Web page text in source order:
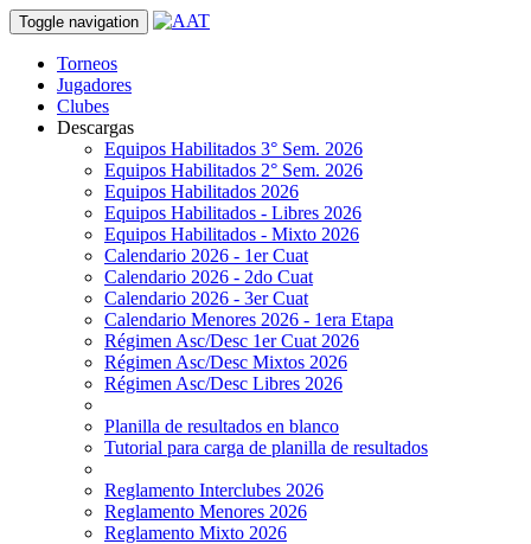
Toggle navigation
Torneos
Jugadores
Clubes
Descargas
Equipos Habilitados 3° Sem. 2026
Equipos Habilitados 2° Sem. 2026
Equipos Habilitados 2026
Equipos Habilitados - Libres 2026
Equipos Habilitados - Mixto 2026
Calendario 2026 - 1er Cuat
Calendario 2026 - 2do Cuat
Calendario 2026 - 3er Cuat
Calendario Menores 2026 - 1era Etapa
Régimen Asc/Desc 1er Cuat 2026
Régimen Asc/Desc Mixtos 2026
Régimen Asc/Desc Libres 2026
Planilla de resultados en blanco
Tutorial para carga de planilla de resultados
Reglamento Interclubes 2026
Reglamento Menores 2026
Reglamento Mixto 2026